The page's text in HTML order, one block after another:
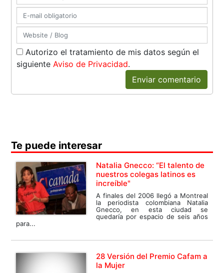
Autorizo el tratamiento de mis datos según el
siguienteAviso de Privacidad.
Enviar comentario
Te puede interesar
Natalia Gnecco: “El talento de
nuestros colegas latinos es
increíble"
A finales del 2006 llegó a Montreal
la periodista colombiana Natalia
Gnecco, en esta ciudad se
quedaría por espacio de seis años
para...
28 Versión del Premio Cafam a
la Mujer